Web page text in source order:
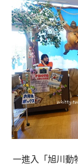
一進入「旭川動